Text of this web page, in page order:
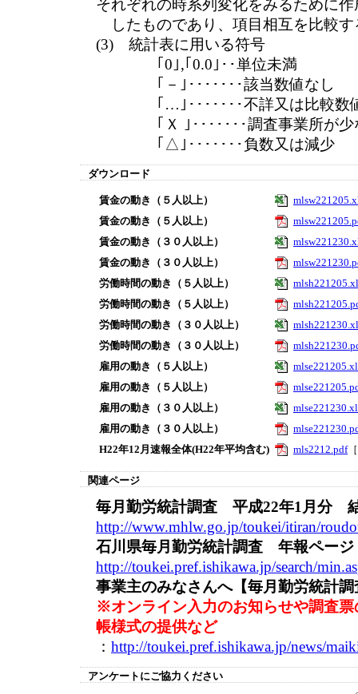
それぞれの時系列変化をみるために作
したものであり、項目相互を比較す
(3) 統計表に用いる符号
｢0｣,｢0.0｣･･単位未満
｢－｣･･･････該当数値なし
｢…｣･･･････不詳又は比較数
｢Ｘ ｣･･･････調査事業所が少
｢△｣･･･････負数又は減少
ダウンロード
賃金の動き（５人以上）
賃金の動き（５人以上）
賃金の動き（３０人以上）
賃金の動き（３０人以上）
労働時間の動き（５人以上）
労働時間の動き（５人以上）
労働時間の動き（３０人以上）
労働時間の動き（３０人以上）
雇用の動き（５人以上）
雇用の動き（５人以上）
雇用の動き（３０人以上）
雇用の動き（３０人以上）
H22年12月速報全体(H22年平均含む)
mls2212.pdf
関連ページ
毎月勤労統計調査 平成22年1月分
http://www.mhlw.go.jp/toukei/itiran/
石川県毎月勤労統計調査 年報ページ
http://toukei.pref.ishikawa.jp/search/
事業主のみなさんへ【毎月勤労統計
※オンライン入力のお知らせや調査
帳様式の提供など
： http://toukei.pref.ishikawa.jp/news/
アンケートにご協力ください